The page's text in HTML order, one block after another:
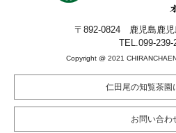
〒892-0824 鹿児島鹿児
TEL.099-239-
Copyright @ 2021
仁田尾の知覧茶園
お問い合わ